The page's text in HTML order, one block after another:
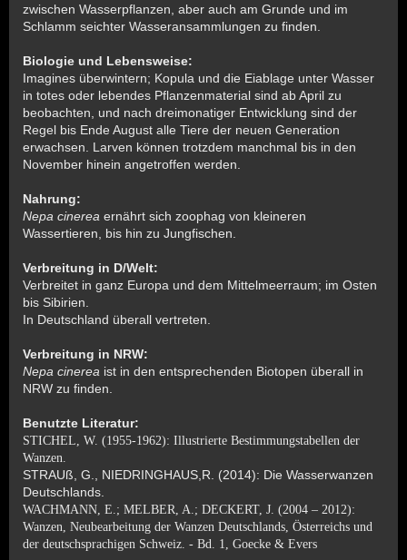
zwischen Wasserpflanzen, aber auch am Grunde und im
Schlamm seichter Wasseransammlungen zu finden.
Biologie und Lebensweise:
Imagines überwintern; Kopula und die Eiablage unter Wasser
in totes oder lebendes Pflanzenmaterial sind ab April zu
beobachten, und nach dreimonatiger Entwicklung sind der
Regel bis Ende August alle Tiere der neuen Generation
erwachsen. Larven können trotzdem manchmal bis in den
November hinein angetroffen werden.
Nahrung:
Nepa cinerea ernährt sich zoophag von kleineren
Wassertieren, bis hin zu Jungfischen.
Verbreitung in D/Welt:
Verbreitet in ganz Europa und dem Mittelmeerraum; im Osten
bis Sibirien.
In Deutschland überall vertreten.
Verbreitung in NRW:
Nepa cinerea ist in den entsprechenden Biotopen überall in
NRW zu finden.
Benutzte Literatur:
STICHEL, W. (1955-1962): Illustrierte Bestimmungstabellen der
Wanzen.
STRAUß, G., NIEDRINGHAUS,R. (2014): Die Wasserwanzen
Deutschlands.
WACHMANN, E.; MELBER, A.; DECKERT, J. (2004 – 2012):
Wanzen, Neubearbeitung der Wanzen Deutschlands, Österreichs und
der deutschsprachigen Schweiz. - Bd. 1, Goecke & Evers